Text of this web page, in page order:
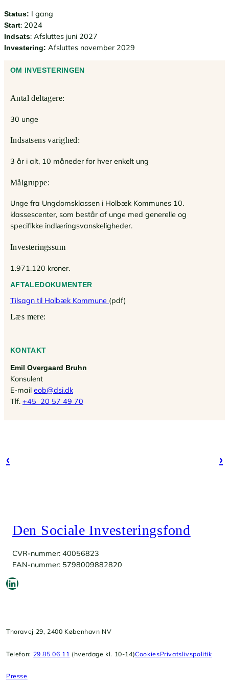
Status: I gang
Start: 2024
Indsats: Afsluttes juni 2027
Investering: Afsluttes november 2029
OM INVESTERINGEN
Antal deltagere:
30 unge
Indsatsens varighed:
3 år i alt, 10 måneder for hver enkelt ung
Målgruppe:
Unge fra Ungdomsklassen i Holbæk Kommunes 10.
klassescenter, som består af unge med generelle og
specifikke indlæringsvanskeligheder.
Investeringssum
1.971.120 kroner.
AFTALEDOKUMENTER
Tilsagn til Holbæk Kommune (pdf)
Læs mere:
KONTAKT
Emil Overgaard Bruhn
Konsulent
E-mail eob@dsi.dk
Tlf. +45 20 57 49 70
‹ ›
Den Sociale Investeringsfond
CVR-nummer: 40056823
EAN-nummer: 5798009882820
LinkedIn
Thoravej 29, 2400 København NV
Telefon: 29 85 06 11 (hverdage kl. 10-14)CookiesPrivatslivspolitik
Presse